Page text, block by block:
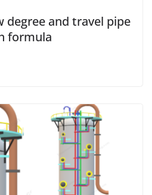
degree and travel pipe
formula